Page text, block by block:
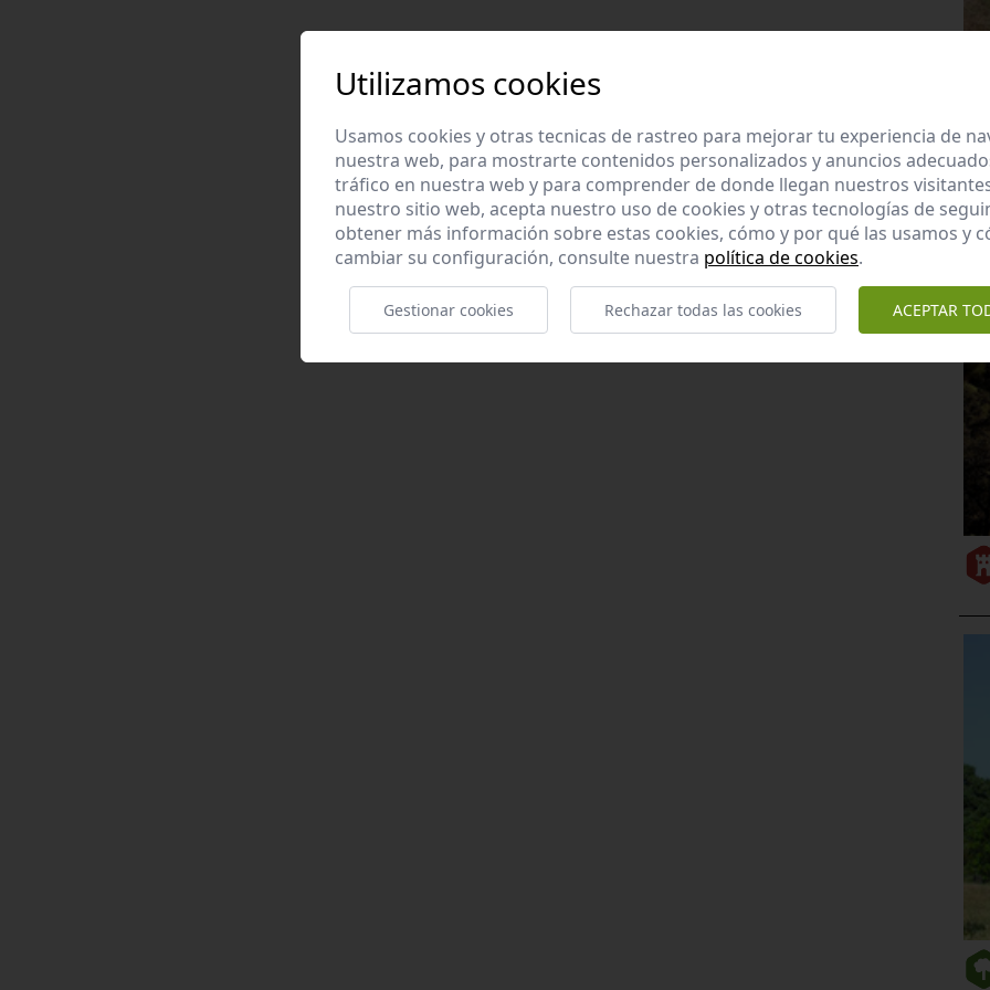
Utilizamos cookies
Usamos cookies y otras tecnicas de rastreo para mejorar tu experiencia de
nuestra web, para mostrarte contenidos personalizados y anuncios
tráfico en nuestra web y para comprender de donde llegan nuestros
nuestro sitio web, acepta nuestro uso de cookies y otras tecnologías de
obtener más información sobre estas cookies, cómo y por qué las usamos y
cambiar su configuración, consulte nuestra política de cookies.
Gestionar cookies Rechazar todas las cookies ACEPTAR